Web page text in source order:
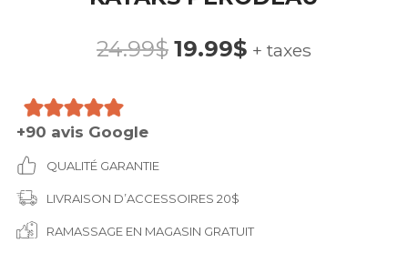
24.99$ Le
24.99$.
19.99$Le
+ taxes
+90 avis Google
QUALITÉ GARANTIE
LIVRAISON D’ACCESSOIRES 20$
RAMASSAGE EN MAGASIN GRATUIT